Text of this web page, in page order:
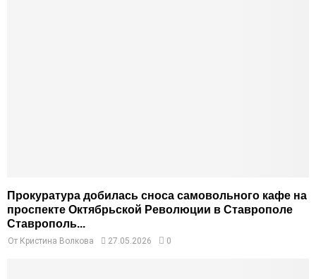
Прокуратура добилась сноса самовольного кафе на
проспекте Октябрьской Революции в Ставрополе
Ставрополь...
От Кристина Волкова 27.05.2026 0